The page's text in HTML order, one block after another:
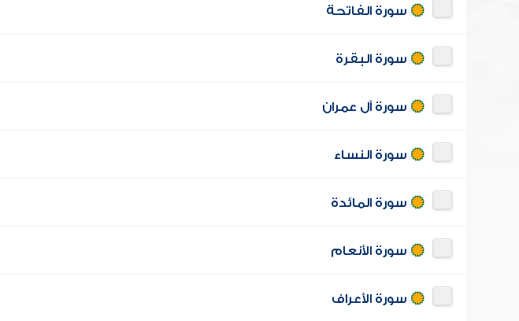
سورة الفاتحة
سورة البقرة
سورة آل عمران
سورة النساء
سورة المائدة
سورة الأنعام
سورة الأعراف